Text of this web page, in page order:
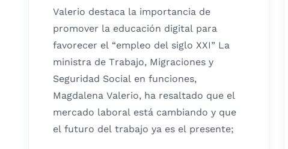
Valerio destaca la importancia de
promover la educación digital para
favorecer el “empleo del siglo XXI” La
ministra de Trabajo, Migraciones y
Seguridad Social en funciones,
Magdalena Valerio, ha resaltado que el
mercado laboral está cambiando y que
el futuro del trabajo ya es el presente;